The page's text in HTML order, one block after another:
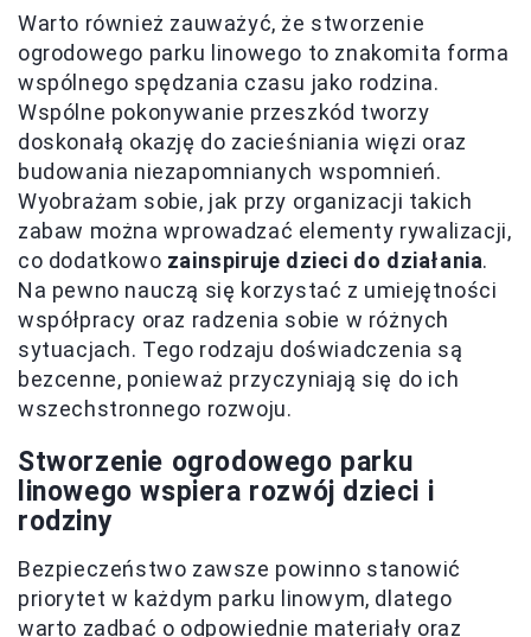
Warto również zauważyć, że stworzenie
ogrodowego parku linowego to znakomita forma
wspólnego spędzania czasu jako rodzina.
Wspólne pokonywanie przeszkód tworzy
doskonałą okazję do zacieśniania więzi oraz
budowania niezapomnianych wspomnień.
Wyobrażam sobie, jak przy organizacji takich
zabaw można wprowadzać elementy rywalizacji,
co dodatkowo zainspiruje dzieci do działania.
Na pewno nauczą się korzystać z umiejętności
współpracy oraz radzenia sobie w różnych
sytuacjach. Tego rodzaju doświadczenia są
bezcenne, ponieważ przyczyniają się do ich
wszechstronnego rozwoju.
Stworzenie ogrodowego parku
linowego wspiera rozwój dzieci i
rodziny
Bezpieczeństwo zawsze powinno stanowić
priorytet w każdym parku linowym, dlatego
warto zadbać o odpowiednie materiały oraz